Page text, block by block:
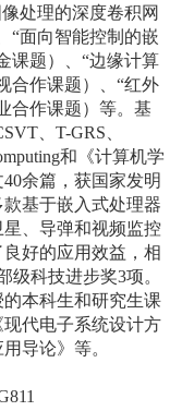
处理的深度卷积网
“面向智能控制的嵌
课题）、“边缘计算
合作课题）、“红外
合作课题）等。基
、T-GRS、
和《计算机学
余篇，获国家发明
基于嵌入式处理器
、导弹和视频监控
好的应用效益，相
级科技进步奖3项。
本科生和研究生课
代电子系统设计方
导论》等。